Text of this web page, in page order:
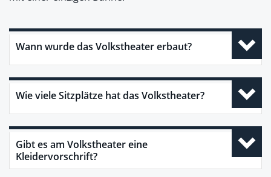
Wann wurde das Volkstheater erbaut?
Wie viele Sitzplätze hat das Volkstheater?
Gibt es am Volkstheater eine
Kleidervorschrift?